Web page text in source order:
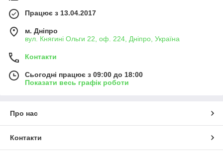
Працює з 13.04.2017
м. Дніпро
вул. Княгині Ольги 22, оф. 224, Дніпро, Україна
Контакти
Сьогодні працює з 09:00 до 18:00
Показати весь графік роботи
Про нас
Контакти